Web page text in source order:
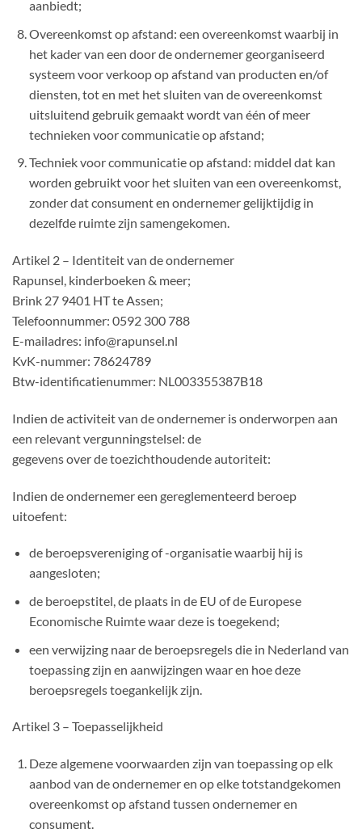
aanbiedt;
Overeenkomst op afstand: een overeenkomst waarbij in
het kader van een door de ondernemer georganiseerd
systeem voor verkoop op afstand van producten en/of
diensten, tot en met het sluiten van de overeenkomst
uitsluitend gebruik gemaakt wordt van één of meer
technieken voor communicatie op afstand;
Techniek voor communicatie op afstand: middel dat kan
worden gebruikt voor het sluiten van een overeenkomst,
zonder dat consument en ondernemer gelijktijdig in
dezelfde ruimte zijn samengekomen.
Artikel 2 – Identiteit van de ondernemer
Rapunsel, kinderboeken & meer;
Brink 27 9401 HT te Assen;
Telefoonnummer: 0592 300 788
E-mailadres: info@rapunsel.nl
KvK-nummer: 78624789
Btw-identificatienummer: NL003355387B18
Indien de activiteit van de ondernemer is onderworpen aan
een relevant vergunningstelsel: de
gegevens over de toezichthoudende autoriteit:
Indien de ondernemer een gereglementeerd beroep
uitoefent:
de beroepsvereniging of -organisatie waarbij hij is
aangesloten;
de beroepstitel, de plaats in de EU of de Europese
Economische Ruimte waar deze is toegekend;
een verwijzing naar de beroepsregels die in Nederland van
toepassing zijn en aanwijzingen waar en hoe deze
beroepsregels toegankelijk zijn.
Artikel 3 – Toepasselijkheid
Deze algemene voorwaarden zijn van toepassing op elk
aanbod van de ondernemer en op elke totstandgekomen
overeenkomst op afstand tussen ondernemer en
consument.